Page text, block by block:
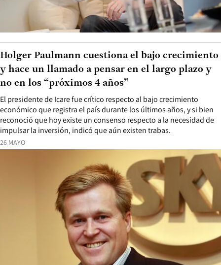
26 MAYO
El presidente de Icare fue crítico respecto al bajo crecimiento
económico que registra el país durante los últimos años, y si bien
reconoció que hoy existe un consenso respecto a la necesidad de
impulsar la inversión, indicó que aún existen trabas.
Holger Paulmann cuestiona el bajo crecimiento
y hace un llamado a pensar en el largo plazo y
no en los “próximos 4 años”